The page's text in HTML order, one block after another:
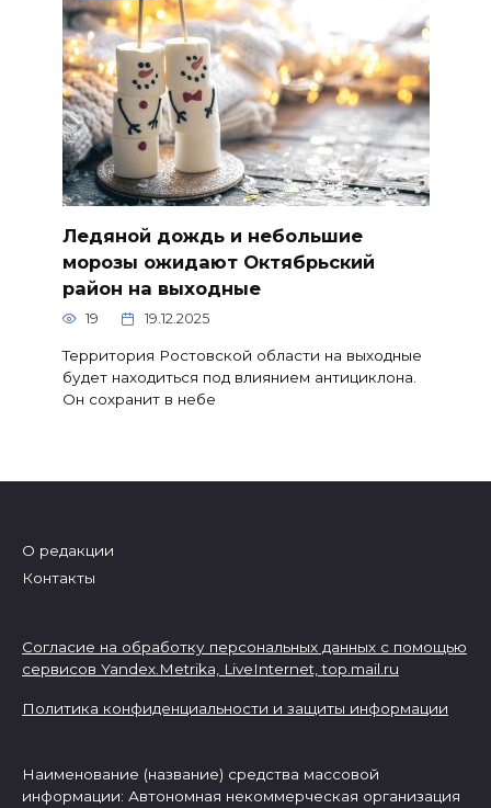
Ледяной дождь и небольшие
морозы ожидают Октябрьский
район на выходные
19 19.12.2025
Территория Ростовской области на выходные
будет находиться под влиянием антициклона.
Он сохранит в небе
О редакции
Контакты
Согласие на обработку персональных данных с помощью
сервисов Yandex.Metrika, LiveInternet,top.mail.ru
Политика конфиденциальности и защиты информации
Наименование (название) средства массовой
информации: Автономная некоммерческая организация